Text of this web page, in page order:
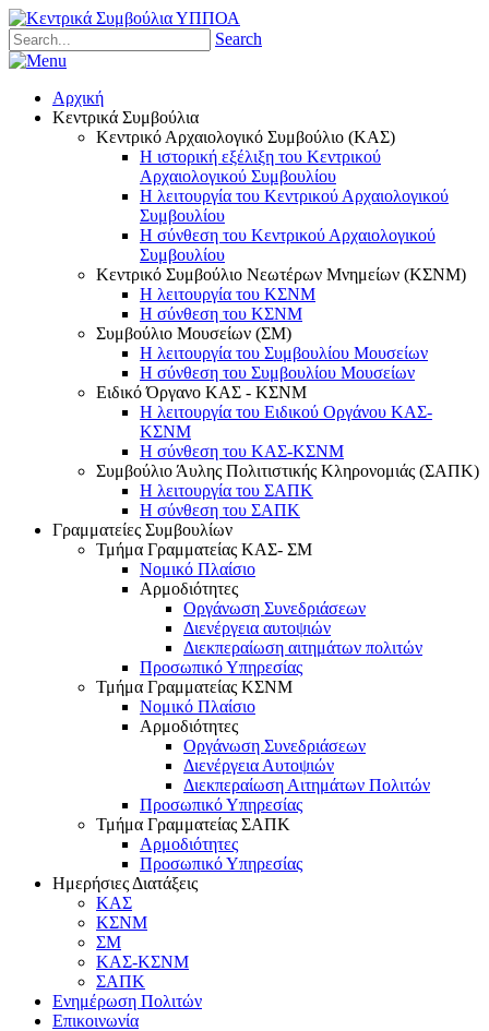
Search
Αρχική
Κεντρικά Συμβούλια
Κεντρικό Αρχαιολογικό Συμβούλιο (ΚΑΣ)
Η ιστορική εξέλιξη του Κεντρικού
Αρχαιολογικού Συμβουλίου
Η λειτουργία του Κεντρικού Αρχαιολογικού
Συμβουλίου
Η σύνθεση του Κεντρικού Αρχαιολογικού
Συμβουλίου
Κεντρικό Συμβούλιο Νεωτέρων Μνημείων (ΚΣΝΜ)
Η λειτουργία του ΚΣΝΜ
Η σύνθεση του ΚΣΝΜ
Συμβούλιο Μουσείων (ΣΜ)
Η λειτουργία του Συμβουλίου Μουσείων
Η σύνθεση του Συμβουλίου Μουσείων
Ειδικό Όργανο ΚΑΣ - ΚΣΝΜ
Η λειτουργία του Ειδικού Οργάνου ΚΑΣ-
ΚΣΝΜ
Η σύνθεση του ΚΑΣ-ΚΣΝΜ
Συμβούλιο Άυλης Πολιτιστικής Κληρονομιάς (ΣΑΠΚ)
Η λειτουργία του ΣΑΠΚ
Η σύνθεση του ΣΑΠΚ
Γραμματείες Συμβουλίων
Τμήμα Γραμματείας ΚΑΣ- ΣΜ
Νομικό Πλαίσιο
Αρμοδιότητες
Οργάνωση Συνεδριάσεων
Διενέργεια αυτοψιών
Διεκπεραίωση αιτημάτων πολιτών
Προσωπικό Υπηρεσίας
Τμήμα Γραμματείας ΚΣΝΜ
Νομικό Πλαίσιο
Αρμοδιότητες
Οργάνωση Συνεδριάσεων
Διενέργεια Αυτοψιών
Διεκπεραίωση Αιτημάτων Πολιτών
Προσωπικό Υπηρεσίας
Τμήμα Γραμματείας ΣΑΠΚ
Αρμοδιότητες
Προσωπικό Υπηρεσίας
Ημερήσιες Διατάξεις
ΚΑΣ
ΚΣΝΜ
ΣΜ
ΚΑΣ-ΚΣΝΜ
ΣΑΠΚ
Ενημέρωση Πολιτών
Επικοινωνία